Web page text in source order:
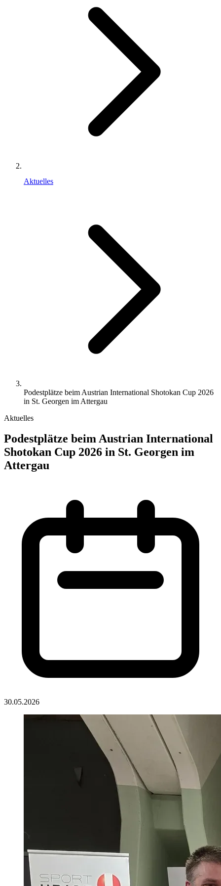
Aktuelles
Podestplätze beim Austrian International Shotokan Cup 2026
in St. Georgen im Attergau
Aktuelles
Podestplätze beim Austrian International
Shotokan Cup 2026 in St. Georgen im
Attergau
30.05.2026